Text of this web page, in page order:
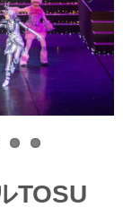
Next
TOSU